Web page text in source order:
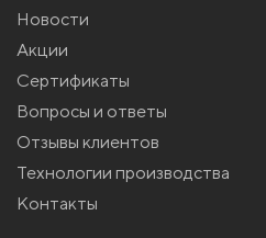
Новости
Акции
Сертификаты
Вопросы и ответы
Отзывы клиентов
Технологии производства
Контакты